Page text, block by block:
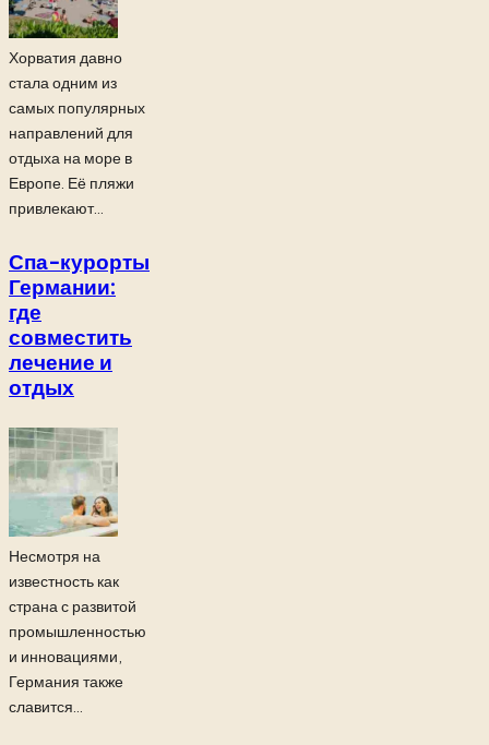
Хорватия давно
стала одним из
самых популярных
направлений для
отдыха на море в
Европе. Её пляжи
привлекают...
Спа-курорты
Германии:
где
совместить
лечение и
отдых
Несмотря на
известность как
страна с развитой
промышленностью
и инновациями,
Германия также
славится...